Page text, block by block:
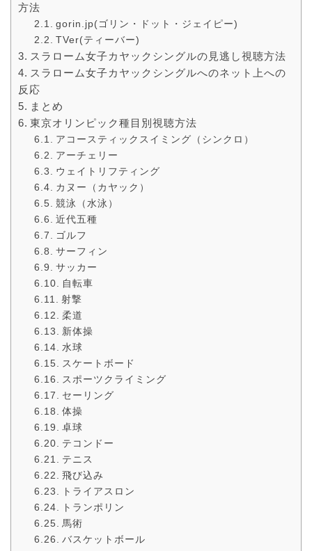
方法
gorin.jp(ゴリン・ドット・ジェイピー)
TVer(ティーバー)
スラローム女子カヤックシングルの見逃し視聴方法
スラローム女子カヤックシングルへのネット上への
反応
まとめ
東京オリンピック種目別視聴方法
アコースティックスイミング（シンクロ）
アーチェリー
ウェイトリフティング
カヌー（カヤック）
競泳（水泳）
近代五種
ゴルフ
サーフィン
サッカー
自転車
射撃
柔道
新体操
水球
スケートボード
スポーツクライミング
セーリング
体操
卓球
テコンドー
テニス
飛び込み
トライアスロン
トランポリン
馬術
バスケットボール